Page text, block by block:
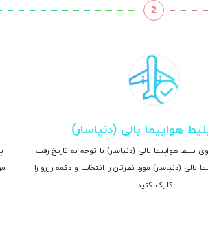
2
هواپیما بالی (دنپاسار)
بلیط هواپیما بالی (دنپاسار) با توجه به تاریخ رفت
بالی (دنپاسار) مورد نظرتان را انتخاب و دکمه رزرو را
کلیک کنید.